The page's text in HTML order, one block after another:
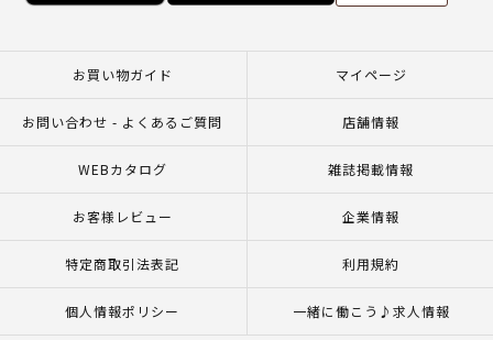
お買い物ガイド マイページ
お問い合わせ - よくあるご質問 店舗情報
WEBカタログ 雑誌掲載情報
お客様レビュー 企業情報
特定商取引法表記 利用規約
個人情報ポリシー 一緒に働こう♪求人情報